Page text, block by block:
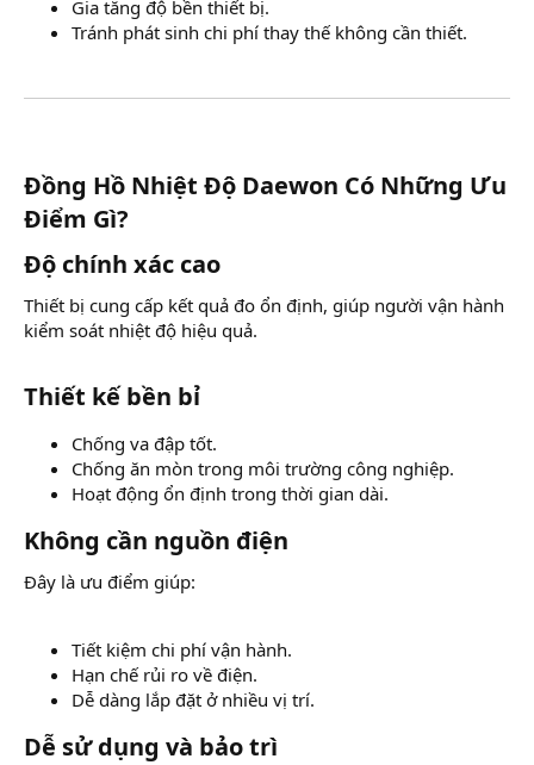
Gia tăng độ bền thiết bị.
Tránh phát sinh chi phí thay thế không cần thiết.
Đồng Hồ Nhiệt Độ Daewon Có Những Ưu
Điểm Gì?​
Độ chính xác cao​
Thiết bị cung cấp kết quả đo ổn định, giúp người vận hành
kiểm soát nhiệt độ hiệu quả.
Thiết kế bền bỉ​
Chống va đập tốt.
Chống ăn mòn trong môi trường công nghiệp.
Hoạt động ổn định trong thời gian dài.
Không cần nguồn điện​
Đây là ưu điểm giúp:
Tiết kiệm chi phí vận hành.
Hạn chế rủi ro về điện.
Dễ dàng lắp đặt ở nhiều vị trí.
Dễ sử dụng và bảo trì​